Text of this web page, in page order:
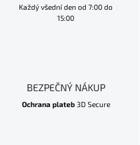
Každý všední den od 7:00 do
15:00
BEZPEČNÝ NÁKUP
Ochrana plateb3D Secure